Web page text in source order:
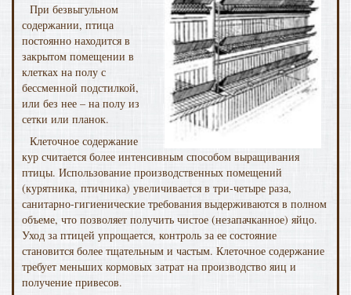
При безвыгульном
содержании, птица
постоянно находится в
закрытом помещении в
клетках на полу с
бессменной подстилкой,
или без нее – на полу из
сетки или планок.
Клеточное содержание
кур считается более интенсивным способом выращивания
птицы. Использование производственных помещений
(курятника, птичника) увеличивается в три-четыре раза,
санитарно-гигиенические требования выдерживаются в полном
объеме, что позволяет получить чистое (незапачканное) яйцо.
Уход за птицей упрощается, контроль за ее состояние
становится более тщательным и частым. Клеточное содержание
требует меньших кормовых затрат на производство яиц и
получение привесов.